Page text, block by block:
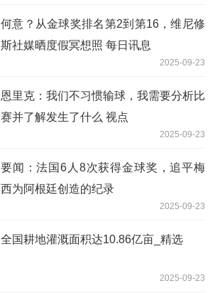
何意？从金球奖排名第2到第16，维尼修
斯社媒晒度假冥想照 每日讯息
2025-09-23
恩里克：我们不习惯输球，我需要分析比
赛并了解发生了什么 视点
2025-09-23
要闻：法国6人8次获得金球奖，追平梅
西为阿根廷创造的纪录
2025-09-23
全国耕地灌溉面积达10.86亿亩_精选
2025-09-23